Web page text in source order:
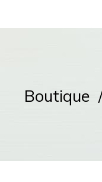
Boutique